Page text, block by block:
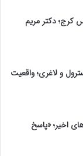
کرج؛ دکتر مریم
و لاغری؛ واقعیت
اخیر؛ «پاسخ